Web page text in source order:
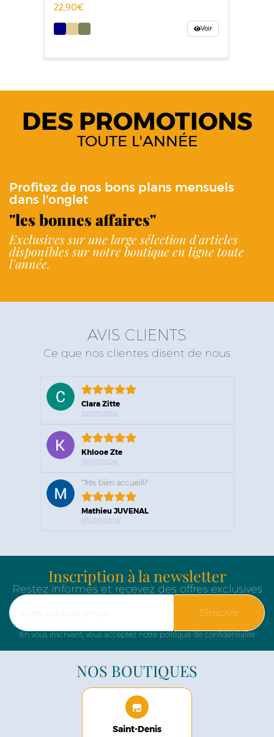
22,90
Voir
DES PROMOTIONS
TOUTE L'ANNÉE
Profitez de nos bons plans mensuels
dans l'onglet
"les bonnes affaires"
Exclusives sur une large sélection d'articles
disponibles sur notre boutique en ligne toute
l'année.
AVIS CLIENTS
Ce que nos clientes disent de nous
Clara Zitte
22/07/2026
Khlooe Zte
15/07/2026
"Très bien accueilli"
Mathieu JUVENAL
05/07/2026
Inscription à la newsletter
Restez informés et recevez des offres exclusives
S'inscrire
En vous inscrivant, vous acceptez notre politique de confidentialité
NOS BOUTIQUES
Saint-Denis